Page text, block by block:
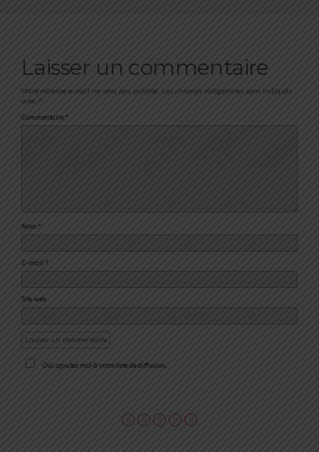
Laisser un commentaire
Votre adresse e-mail ne sera pas publiée. Les champs obligatoires sont indiqués
avec *
Commentaire *
Nom *
E-mail *
Site web
Oui, ajoutez moi à votre liste de diffusion.